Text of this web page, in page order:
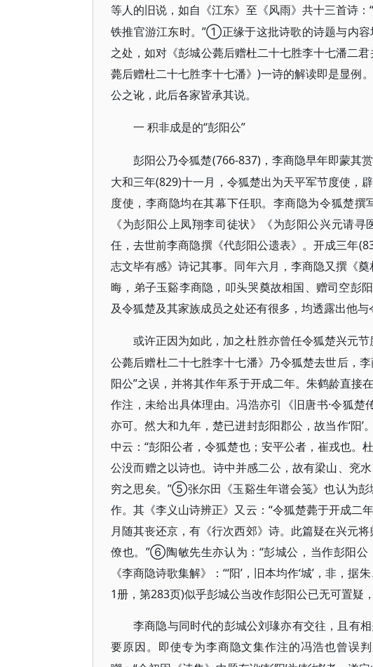
等人的旧说，如自《江东》至《风雨》共十三首诗：
铁推官游江东时。”①正缘于这批诗歌的诗题与内
之处，如对《彭城公薨后赠杜二十七胜李十七潘二
薨后赠杜二十七胜李十七潘》)一诗的解读即是显例
公之讹，此后各家皆承其说。
一 积非成是的“彭阳公”
彭阳公乃令狐楚(766-837)，李商隐早年即蒙其
大和三年(829)十一月，令狐楚出为天平军节度使，
度使，李商隐均在其幕下任职。李商隐为令狐楚
《为彭阳公上凤翔李司徒状》《为彭阳公兴元请
任，去世前李商隐撰《代彭阳公遗表》。开成三年
志文毕有感》诗记其事。同年六月，李商隐又撰《
晦，弟子玉谿李商隐，叩头哭奠故相国、赠司空
及令狐楚及其家族成员之处还有很多，均透露出他与
或许正因为如此，加之杜胜亦曾任令狐楚兴元节
公薨后赠杜二十七胜李十七潘》乃令狐楚去世后，
阳公”之误，并将其作年系于开成二年。朱鹤龄直接
作注，未给出具体理由。冯浩亦引《旧唐书·令狐
亦可。然大和九年，楚已进封彭阳郡公，故当作‘
中云：“彭阳公者，令狐楚也；安平公者，崔戎也。
公没而赠之以诗也。诗中并感二公，故有梁山、兖
穷之思矣。”⑤张尔田《玉谿生年谱会笺》也认为
作。其《李义山诗辨正》又云：“令狐楚薨于开成二
月随其丧还京，有《行次西郊》诗。此篇疑在兴元
僚也。”⑥陶敏先生亦认为：“彭城公，当作彭阳
《李商隐诗歌集解》：“‘阳’，旧本均作‘城’，非，
1册，第283页)似乎彭城公当改作彭阳公已无可置疑
李商隐与同时代的彭城公刘瑑亦有交往，且有
要原因。即使专为李商隐文集作注的冯浩也曾误